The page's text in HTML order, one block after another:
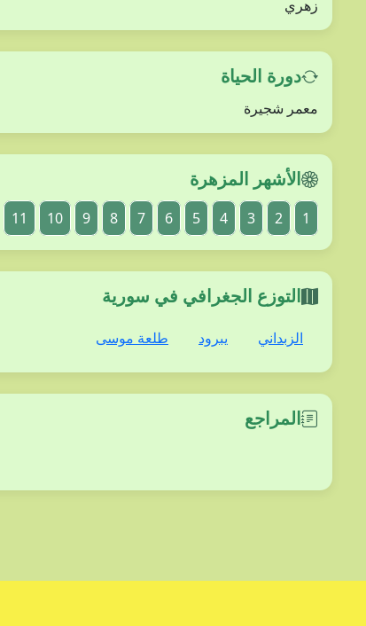
زهري
دورة الحياة
معمر شجيرة
الأشهر المزهرة
1
2
3
4
5
6
7
8
9
10
11
التوزع الجغرافي في سورية
الزبداني يبرود طلعة موسى
المراجع